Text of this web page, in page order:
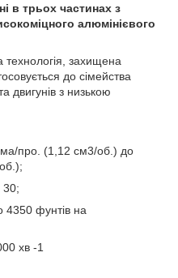
в трьох частинах з
алюмінієвого
технологія, захищена
до сімейства
двигунів з низькою
про. (1,12 см3/об.) до
30;
4350 фунтів на
хв -1